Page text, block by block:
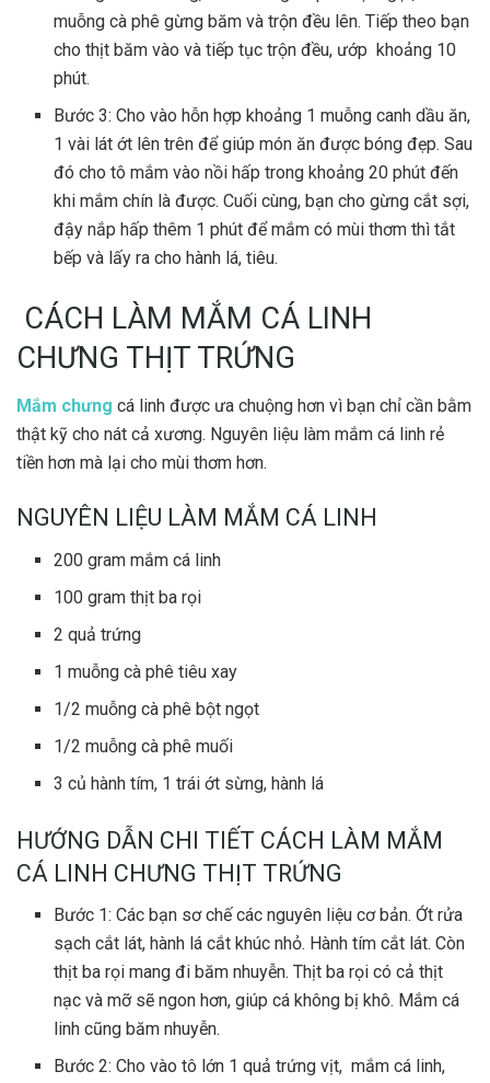
muỗng cà phê gừng băm và trộn đều lên. Tiếp theo bạn
cho thịt băm vào và tiếp tục trộn đều, ướp khoảng 10
phút.
Bước 3: Cho vào hỗn hợp khoảng 1 muỗng canh dầu ăn,
1 vài lát ớt lên trên để giúp món ăn được bóng đẹp. Sau
đó cho tô mắm vào nồi hấp trong khoảng 20 phút đến
khi mắm chín là được. Cuối cùng, bạn cho gừng cắt sợi,
đậy nắp hấp thêm 1 phút để mắm có mùi thơm thì tắt
bếp và lấy ra cho hành lá, tiêu.
CÁCH LÀM MẮM CÁ LINH
CHƯNG THỊT TRỨNG
Mắm chưng cá linh được ưa chuộng hơn vì bạn chỉ cần bằm
thật kỹ cho nát cả xương. Nguyên liệu làm mắm cá linh rẻ
tiền hơn mà lại cho mùi thơm hơn.
NGUYÊN LIỆU LÀM MẮM CÁ LINH
200 gram mắm cá linh
100 gram thịt ba rọi
2 quả trứng
1 muỗng cà phê tiêu xay
1/2 muỗng cà phê bột ngọt
1/2 muỗng cà phê muối
3 củ hành tím, 1 trái ớt sừng, hành lá
HƯỚNG DẪN CHI TIẾT CÁCH LÀM MẮM
CÁ LINH CHƯNG THỊT TRỨNG
Bước 1: Các bạn sơ chế các nguyên liệu cơ bản. Ớt rửa
sạch cắt lát, hành lá cắt khúc nhỏ. Hành tím cắt lát. Còn
thịt ba rọi mang đi băm nhuyễn. Thịt ba rọi có cả thịt
nạc và mỡ sẽ ngon hơn, giúp cá không bị khô. Mắm cá
linh cũng băm nhuyễn.
Bước 2: Cho vào tô lớn 1 quả trứng vịt, mắm cá linh,